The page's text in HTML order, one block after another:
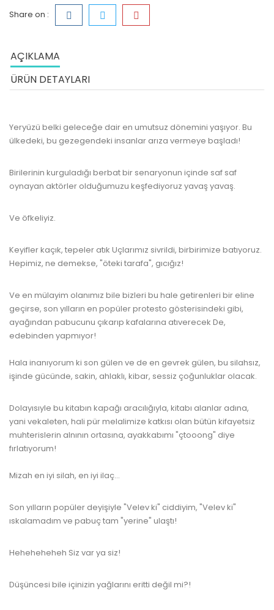
Share on :
AÇIKLAMA
ÜRÜN DETAYLARI
Yeryüzü belki geleceğe dair en umutsuz dönemini yaşıyor. Bu
ülkedeki, bu gezegendeki insanlar arıza vermeye başladı!
Birilerinin kurguladığı berbat bir senaryonun içinde saf saf
oynayan aktörler olduğumuzu keşfediyoruz yavaş yavaş.
Ve öfkeliyiz.
Keyifler kaçık, tepeler atık Uçlarımız sivrildi, birbirimize batıyoruz.
Hepimiz, ne demekse, "öteki tarafa", gıcığız!
Ve en mülayim olanımız bile bizleri bu hale getirenleri bir eline
geçirse, son yılların en popüler protesto gösterisindeki gibi,
ayağından pabucunu çıkarıp kafalarına atıverecek De,
edebinden yapmıyor!
Hala inanıyorum ki son gülen ve de en gevrek gülen, bu silahsız,
işinde gücünde, sakin, ahlaklı, kibar, sessiz çoğunluklar olacak.
Dolayısıyle bu kitabın kapağı aracılığıyla, kitabı alanlar adına,
yani vekaleten, hali pür melalimize katkısı olan bütün kifayetsiz
muhterislerin alnının ortasına, ayakkabımı "çtooong" diye
fırlatıyorum!
Mizah en iyi silah, en iyi ilaç...
Son yılların popüler deyişiyle "Velev ki" ciddiyim, "Velev ki"
ıskalamadım ve pabuç tam "yerine" ulaştı!
Heheheheheh Siz var ya siz!
Düşüncesi bile içinizin yağlarını eritti değil mi?!